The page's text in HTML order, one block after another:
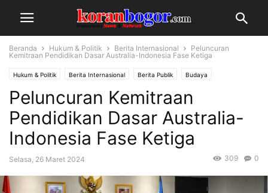
Beranda Hukum & Politik Berita Internasional
Peluncuran
Kemitraan Pendidikan Dasar Australia-Indonesia Fase Ketiga
Hukum & Politik Berita Internasional Berita Publik Budaya
Peluncuran Kemitraan
Pendidikan Dasar Australia-
Indonesia Fase Ketiga
Selasa, 26 Maret 2024 0
309